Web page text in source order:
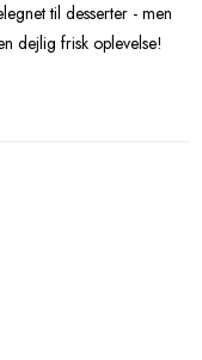
til desserter - men
dejlig frisk oplevelse!